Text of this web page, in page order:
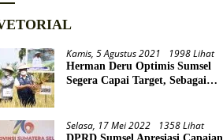
Kamis, 5 Agustus 2021 1998 Lihat
Herman Deru Optimis Sumsel
Segera Capai Target, Sebagai
Selasa, 17 Mei 2022 1358 Lihat